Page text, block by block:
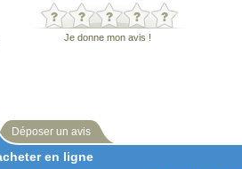
Je donne mon avis !
Déposer un avis
en ligne